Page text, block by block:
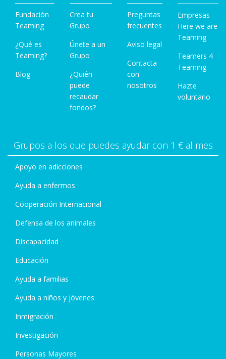
Fundación
Teaming
¿Qué es
Teaming?
Blog
Crea tu
Grupo
Únete a un
Grupo
¿Quién
puede
recaudar
fondos?
Preguntas
frecuentes
Aviso legal
Contacta
con
nosotros
Empresas
Here we are
Teaming
Teamers 4
Teaming
Hazte
voluntario
Grupos a los que puedes ayudar con 1 € al mes
Apoyo en adicciones
Ayuda a enfermos
Cooperación Internacional
Defensa de los animales
Discapacidad
Educación
Ayuda a familias
Ayuda a niños y jóvenes
Inmigración
Investigación
Personas Mayores